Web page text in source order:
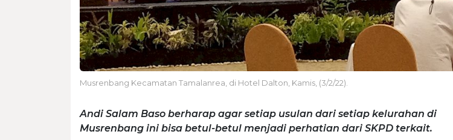
Musrenbang Kecamatan Tamalanrea, di Hotel Dalton, Kamis, (3/2/22).
Andi Salam Baso berharap agar setiap usulan dari setiap kelurahan di
Musrenbang ini bisa betul-betul menjadi perhatian dari SKPD terkait.